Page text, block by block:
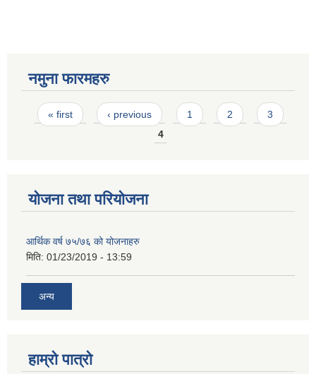
नमुना फारमहरु
Pages
« first ‹ previous 1 2
3
4
योजना तथा परियोजना
आर्थिक वर्ष ७५/७६ को योजनाहरु
मिति: 01/23/2019 - 13:59
अन्य
हाम्रो पात्रो